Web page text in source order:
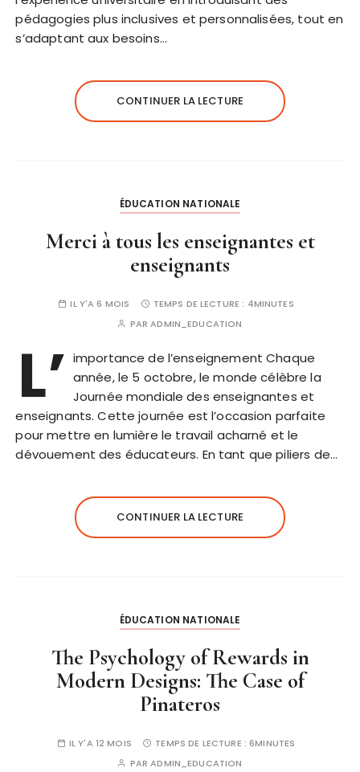
pédagogies plus inclusives et personnalisées, tout en
s’adaptant aux besoins…
CONTINUER LA LECTURE
ÉDUCATION NATIONALE
Merci à tous les enseignantes et
enseignants
IL Y'A 6 MOIS TEMPS DE LECTURE : 4MINUTES
PARADMIN_EDUCATION
L’ importance de l’enseignement Chaque
année, le 5 octobre, le monde célèbre la
Journée mondiale des enseignantes et
enseignants. Cette journée est l’occasion parfaite
pour mettre en lumière le travail acharné et le
dévouement des éducateurs. En tant que piliers de…
CONTINUER LA LECTURE
ÉDUCATION NATIONALE
The Psychology of Rewards in
Modern Designs: The Case of
Pinateros
IL Y'A 12 MOIS TEMPS DE LECTURE :6MINUTES
PARADMIN_EDUCATION